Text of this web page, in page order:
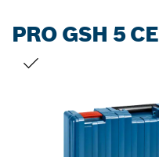
PRO GSH 5 CE